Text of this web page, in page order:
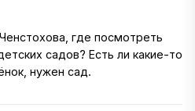
где посмотреть
садов? Есть ли какие-то
нужен сад.